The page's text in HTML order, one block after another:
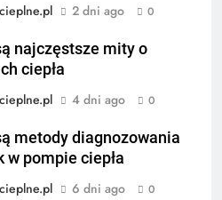
2 dni ago 0
najczęstsze mity o
ciepła
4 dni ago 0
metody diagnozowania
w pompie ciepła
6 dni ago 0